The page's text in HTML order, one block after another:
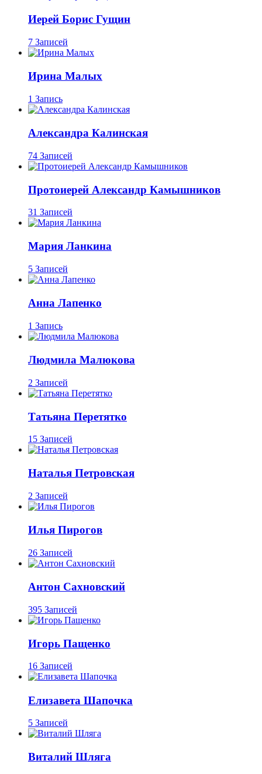
Иерей Борис Гущин
7 Записей
Ирина Малых
1 Запись
Александра Калинская
74 Записей
Протоиерей Александр Камышников
31 Записей
Мария Ланкина
5 Записей
Анна Лапенко
1 Запись
Людмила Малюкова
2 Записей
Татьяна Перетятко
15 Записей
Наталья Петровская
2 Записей
Илья Пирогов
26 Записей
Антон Сахновский
395 Записей
Игорь Пащенко
16 Записей
Елизавета Шапочка
5 Записей
Виталий Шляга